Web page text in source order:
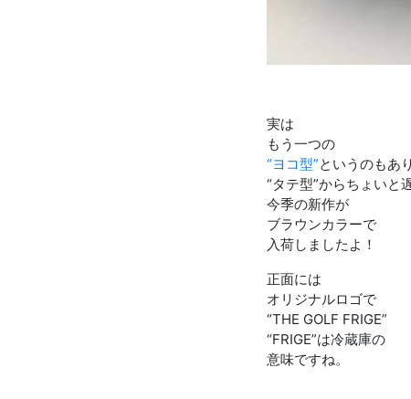
実は
もう一つの
“ヨコ型”というのもあ
“タテ型”からちょいと
今季の新作が
ブラウンカラーで
入荷しましたよ！
正面には
オリジナルロゴで
“THE GOLF FRIGE”
“FRIGE”は冷蔵庫の
意味ですね。